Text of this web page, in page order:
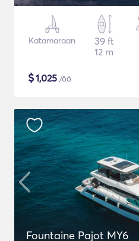
Katamaraan
39 ft
12 m
$1,025 /öö
Fountaine Pajot MY6